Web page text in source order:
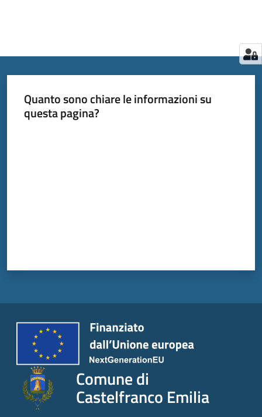
Quanto sono chiare le informazioni su
questa pagina?
Comune di
Castelfranco Emilia